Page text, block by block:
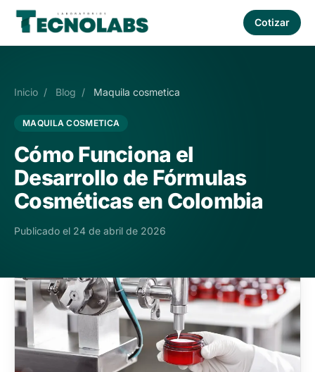
Cotizar
Inicio / Blog / Maquila cosmetica
MAQUILA COSMETICA
Cómo Funciona el
Desarrollo de Fórmulas
Cosméticas en Colombia
Publicado el 24 de abril de 2026